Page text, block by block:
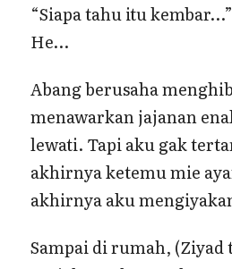
“Siapa tahu itu kembar…”
He…
Abang berusaha
menawarkan jajanan
lewati. Tapi aku gak
akhirnya ketemu mie
akhirnya aku
Sampai di rumah,